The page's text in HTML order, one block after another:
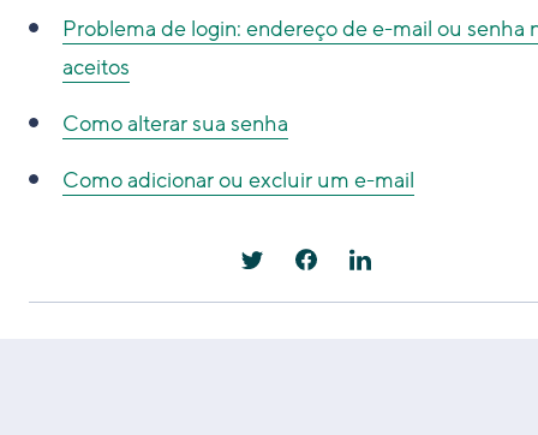
Problema de login: endereço de e-mail ou senha
aceitos
Como alterar sua senha
Como adicionar ou excluir um e-mail